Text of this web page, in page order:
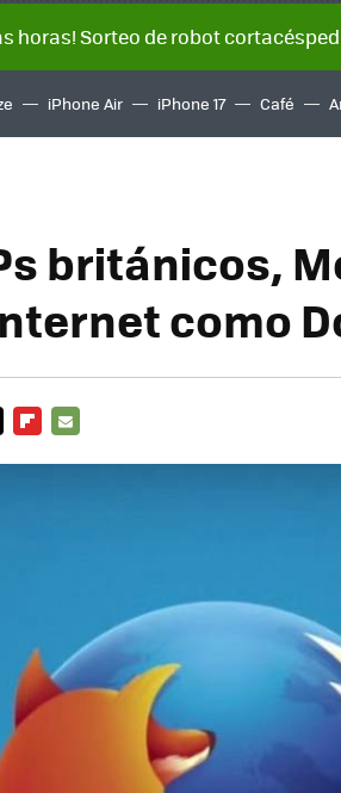
horas! Sorteo de robot
iPhone Air iPhone 17 Café
británicos,
como